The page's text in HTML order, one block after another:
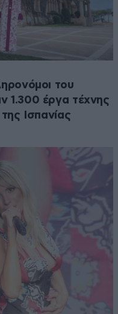
του
1.300 έργα τέχνης
Ισπανίας